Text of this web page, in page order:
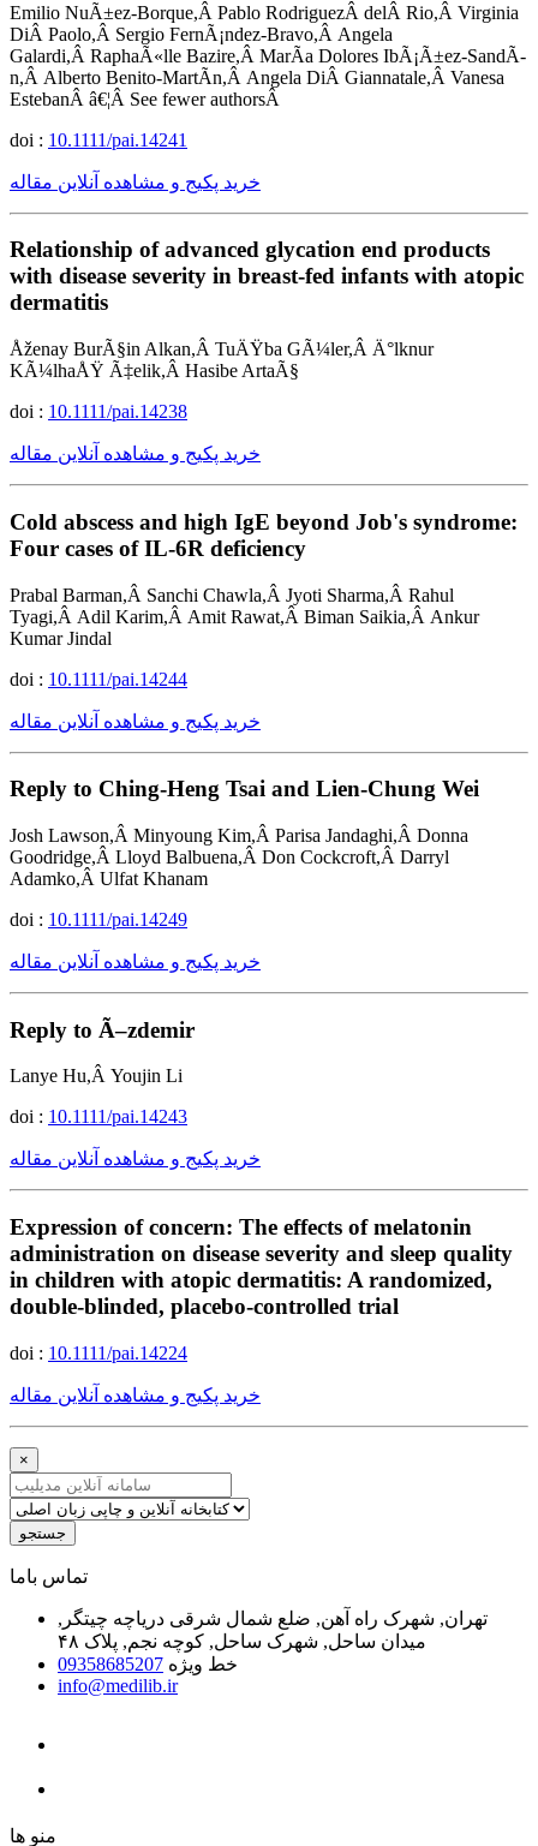
Emilio NuÃ±ez-Borque,Â Pablo RodriguezÂ delÂ Rio,Â Virginia
DiÂ Paolo,Â Sergio FernÃ¡ndez-Bravo,Â Angela
Galardi,Â RaphaÃ«lle Bazire,Â MarÃ­a Dolores IbÃ¡Ã±ez-SandÃ­
n,Â Alberto Benito-MartÃ­n,Â Angela DiÂ Giannatale,Â Vanesa
EstebanÂ â€¦Â See fewer authorsÂ
doi : 10.1111/pai.14241
خرید پکیج و مشاهده آنلاین مقاله
Relationship of advanced glycation end products
with disease severity in breast-fed infants with atopic
dermatitis
Åženay BurÃ§in Alkan,Â TuÄŸba GÃ¼ler,Â Ä°lknur
KÃ¼lhaÅŸ Ã‡elik,Â Hasibe ArtaÃ§
doi : 10.1111/pai.14238
خرید پکیج و مشاهده آنلاین مقاله
Cold abscess and high IgE beyond Job's syndrome:
Four cases of IL-6R deficiency
Prabal Barman,Â Sanchi Chawla,Â Jyoti Sharma,Â Rahul
Tyagi,Â Adil Karim,Â Amit Rawat,Â Biman Saikia,Â Ankur
Kumar Jindal
doi : 10.1111/pai.14244
خرید پکیج و مشاهده آنلاین مقاله
Reply to Ching-Heng Tsai and Lien-Chung Wei
Josh Lawson,Â Minyoung Kim,Â Parisa Jandaghi,Â Donna
Goodridge,Â Lloyd Balbuena,Â Don Cockcroft,Â Darryl
Adamko,Â Ulfat Khanam
doi : 10.1111/pai.14249
خرید پکیج و مشاهده آنلاین مقاله
Reply to Ã–zdemir
Lanye Hu,Â Youjin Li
doi : 10.1111/pai.14243
خرید پکیج و مشاهده آنلاین مقاله
Expression of concern: The effects of melatonin
administration on disease severity and sleep quality
in children with atopic dermatitis: A randomized,
double-blinded, placebo-controlled trial
doi : 10.1111/pai.14224
خرید پکیج و مشاهده آنلاین مقاله
×
جستجو
ﺗﻤﺎﺱ ﺑﺎﻣﺎ
تهران, شهرک راه آهن, ضلع شمال شرقی دریاچه چیتگر,
میدان ساحل, شهرک ساحل, کوچه نجم, پلاک ۴۸
خط ویژه 09358685207
info@medilib.ir
ﻣﻨﻮ ﻫﺎ